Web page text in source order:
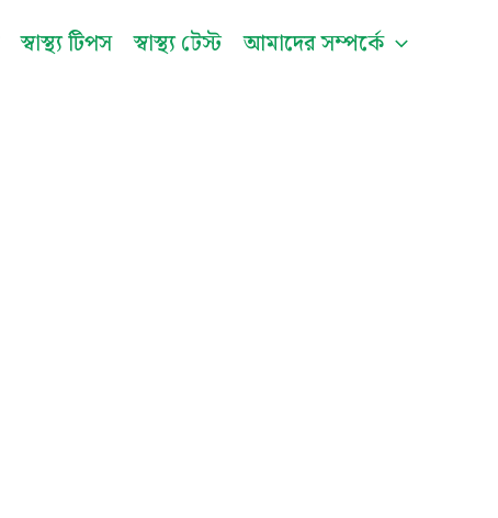
স্বাস্থ্য টিপস স্বাস্থ্য টেস্ট আমাদের সম্পর্কে